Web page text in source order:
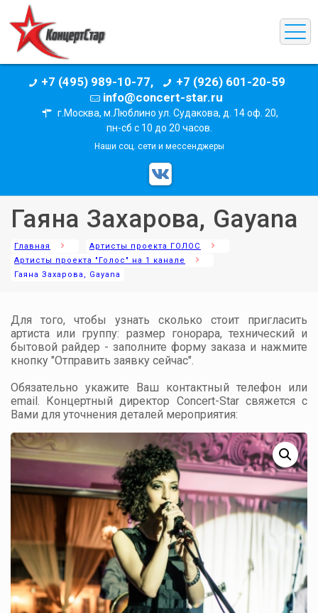
+7 (495) 989-10-77,
+7 (926) 601-20-59
info@concert-star.ru
г.Москва, м.Люблино ул. Судакова, д. 14 оф. 20,
пн-сб с 10 до 20 часов.
Наши соц. сети и мессенджеры
Гаяна Захарова, Gayana
Главная
Артисты проекта ГОЛОС
Артисты проекта "Голос" на 1 канале
Гаяна Захарова, Gayana
Для того, чтобы узнать сколько стоит пригласить
артиста или группу: размер гонорара, технический и
бытовой райдер - заполните форму заказа и нажмите
кнопку "Отправить заявку сейчас".
Обязательно укажите Ваш контактный телефон или
email. Концертный директор Concert-Star свяжется с
Вами для уточнения деталей мероприятия: